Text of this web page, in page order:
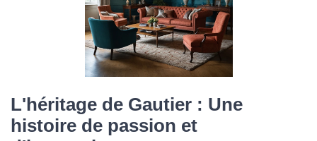
L'héritage de Gautier : Une
histoire de passion et